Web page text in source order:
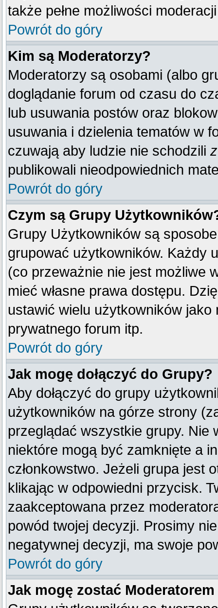
także pełne możliwości
Powrót do góry
Kim są Moderatorzy?
Moderatorzy są osobami (albo
doglądanie forum od czasu do
lub usuwania postów oraz
usuwania i dzielenia tematów w
czuwają aby ludzie nie schodzili
publikowali nieodpowiednich
Powrót do góry
Czym są Grupy
Grupy Użytkowników są
grupować użytkowników. Każdy
(co przeważnie nie jest możliwe
mieć własne prawa dostępu.
ustawić wielu użytkowników
prywatnego forum itp.
Powrót do góry
Jak mogę dołączyć do Grupy?
Aby dołączyć do grupy
użytkowników na górze strony
przeglądać wszystkie grupy. Nie
niektóre mogą być zamknięte a
członkowstwo. Jeżeli grupa jest
klikając w odpowiedni przycisk.
zaakceptowana przez
powód twojej decyzji. Prosimy
negatywnej decyzji, ma swoje
Powrót do góry
Jak mogę zostać